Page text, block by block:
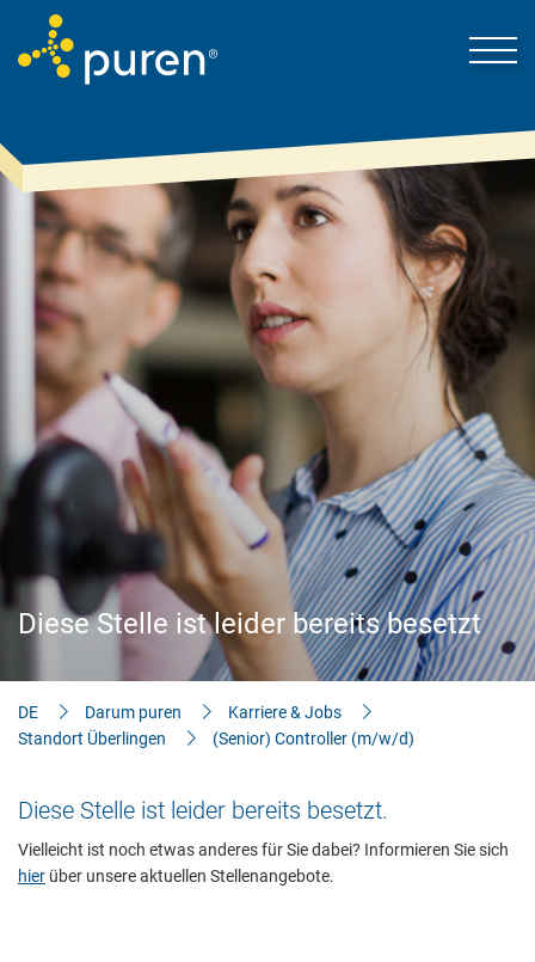
Darum puren
Kontakt
Produkte & Lösungen
Mein Bereich
Aktuelles
Bauherren-Wissen
Diese Stelle ist leider bereits besetzt
DE Darum puren
Karriere & Jobs
Standort Überlingen
(Senior) Controller (m/w/d)
Diese Stelle ist leider bereits besetzt.
Vielleicht ist noch etwas anderes für Sie dabei? Informieren Sie sich
hier über unsere aktuellen Stellenangebote.
Diese werden für die Grundfunktionen der Website benötigt und
helfen dabei, unsere Website nutzbar zu machen sowie Zugriffe
auf sichere Bereiche unserer Website ermöglichen.